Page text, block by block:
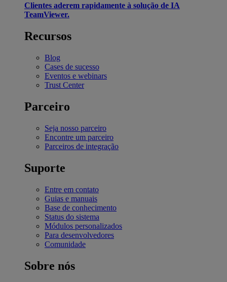
Clientes aderem rapidamente à solução de IA
TeamViewer.
Recursos
Blog
Cases de sucesso
Eventos e webinars
Trust Center
Parceiro
Seja nosso parceiro
Encontre um parceiro
Parceiros de integração
Suporte
Entre em contato
Guias e manuais
Base de conhecimento
Status do sistema
Módulos personalizados
Para desenvolvedores
Comunidade
Sobre nós